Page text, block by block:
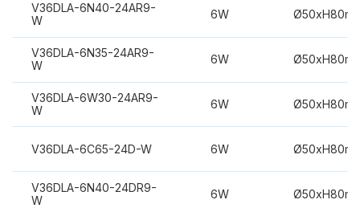
V36DLA-6N40-24AR9-
W
6W
V36DLA-6N35-24AR9-
W
6W
V36DLA-6W30-24AR9-
W
6W
V36DLA-6C65-24D-W 6W
V36DLA-6N40-24DR9-
W
6W